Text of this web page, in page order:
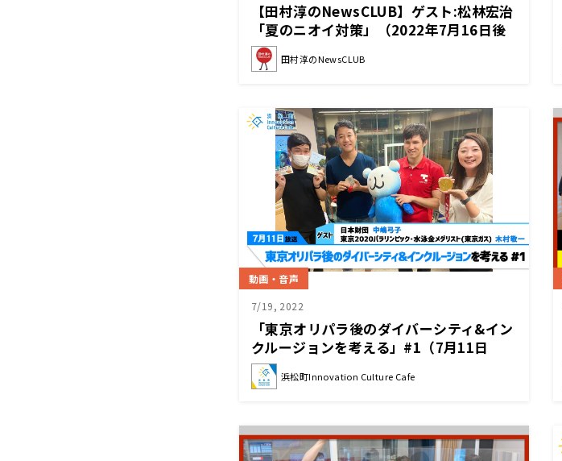
【田村淳のNewsCLUB】ゲスト:松林宏治
「夏のニオイ対策」（2022年7月16日後
半）
田村淳のNewsCLUB
動画・音声
7/19, 2022
「東京オリパラ後のダイバーシティ&イン
クルージョンを考える」#1（7月11日
（月）「浜カフェ」）中嶋弓子（日本財
団）木村敬一（東京2020パラリンピッ
浜松町Innovation Culture Cafe